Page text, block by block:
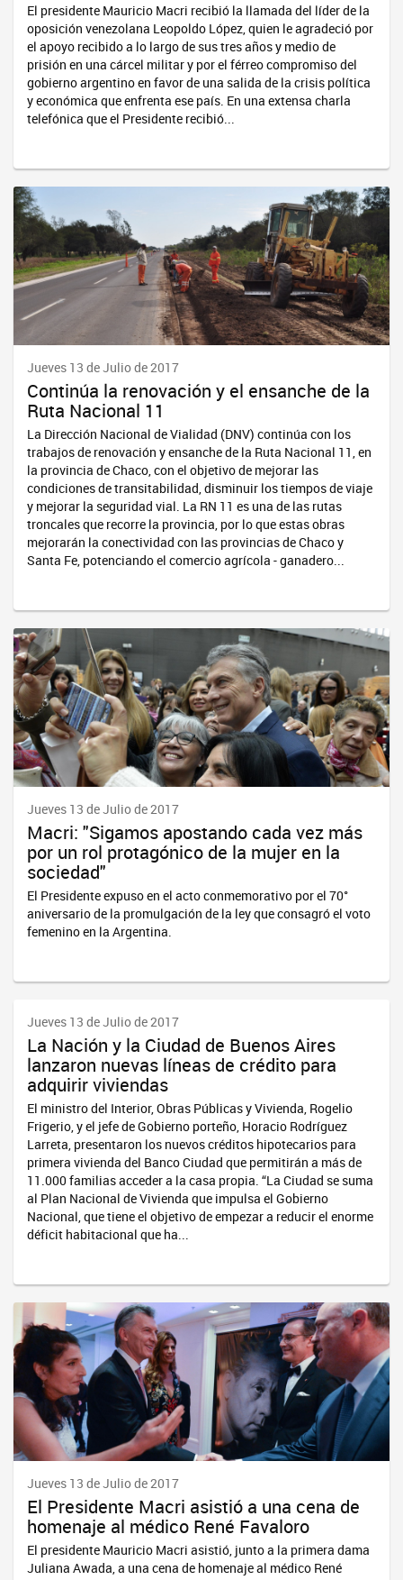
El presidente Mauricio Macri recibió la llamada del líder de la
oposición venezolana Leopoldo López, quien le agradeció por
el apoyo recibido a lo largo de sus tres años y medio de
prisión en una cárcel militar y por el férreo compromiso del
gobierno argentino en favor de una salida de la crisis política
y económica que enfrenta ese país. En una extensa charla
telefónica que el Presidente recibió...
Jueves 13 de Julio de 2017
Continúa la renovación y el ensanche de la
Ruta Nacional 11
La Dirección Nacional de Vialidad (DNV) continúa con los
trabajos de renovación y ensanche de la Ruta Nacional 11, en
la provincia de Chaco, con el objetivo de mejorar las
condiciones de transitabilidad, disminuir los tiempos de viaje
y mejorar la seguridad vial. La RN 11 es una de las rutas
troncales que recorre la provincia, por lo que estas obras
mejorarán la conectividad con las provincias de Chaco y
Santa Fe, potenciando el comercio agrícola - ganadero...
Jueves 13 de Julio de 2017
Macri: "Sigamos apostando cada vez más
por un rol protagónico de la mujer en la
sociedad"
El Presidente expuso en el acto conmemorativo por el 70°
aniversario de la promulgación de la ley que consagró el voto
femenino en la Argentina.
Jueves 13 de Julio de 2017
La Nación y la Ciudad de Buenos Aires
lanzaron nuevas líneas de crédito para
adquirir viviendas
El ministro del Interior, Obras Públicas y Vivienda, Rogelio
Frigerio, y el jefe de Gobierno porteño, Horacio Rodríguez
Larreta, presentaron los nuevos créditos hipotecarios para
primera vivienda del Banco Ciudad que permitirán a más de
11.000 familias acceder a la casa propia. “La Ciudad se suma
al Plan Nacional de Vivienda que impulsa el Gobierno
Nacional, que tiene el objetivo de empezar a reducir el enorme
déficit habitacional que ha...
Jueves 13 de Julio de 2017
El Presidente Macri asistió a una cena de
homenaje al médico René Favaloro
El presidente Mauricio Macri asistió, junto a la primera dama
Juliana Awada, a una cena de homenaje al médico René